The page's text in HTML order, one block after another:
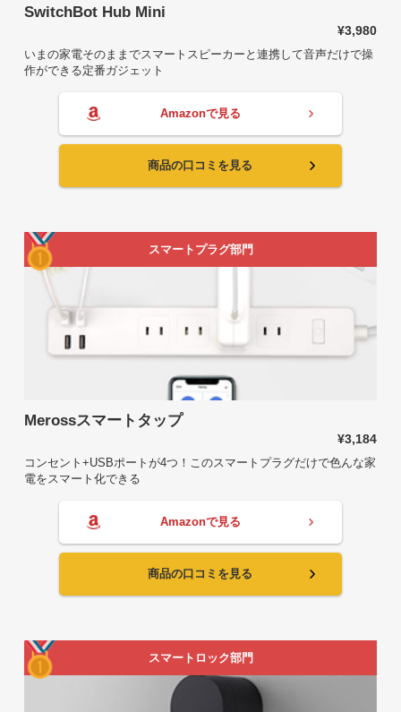
SwitchBot Hub Mini
¥3,980
いまの家電そのままでスマートスピーカーと連携して音声だけで操
作ができる定番ガジェット
Amazonで見る
商品の口コミを見る
スマートプラグ部門
Merossスマートタップ
¥3,184
コンセント+USBポートが4つ！このスマートプラグだけで色んな家
電をスマート化できる
Amazonで見る
商品の口コミを見る
スマートロック部門